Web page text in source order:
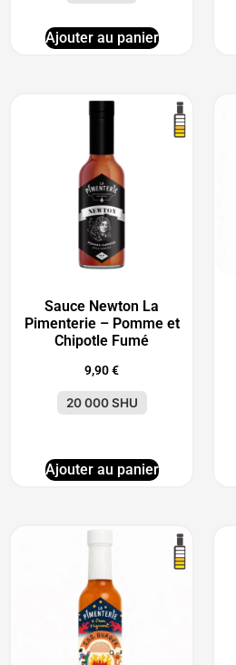
Ajouter au panier
Sauce Newton La
Pimenterie – Pomme et
Chipotle Fumé
9,90€
20 000 SHU
Ajouter au panier